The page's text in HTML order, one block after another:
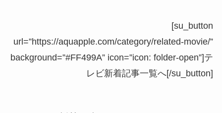
[su_button
url=”https://aquapple.com/category/related-movie/”
background=”#FF499A” icon=”icon: folder-open”]テ
レビ新着記事一覧へ[/su_button]